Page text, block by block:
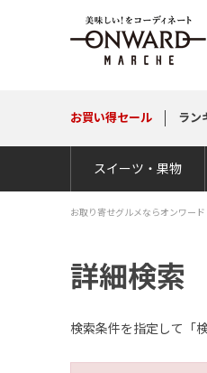
お買い得セール ラン
スイーツ・果物
お取り寄せグルメならオンワード
詳細検索
検索条件を指定して「